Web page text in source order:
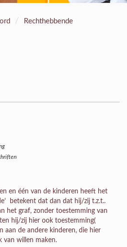
/ Rechthebbende
en één van de kinderen heeft het
betekent dat dan dat hij/zij t.z.t..
het graf, zonder toestemming van
hij/zij hier ook toestemming(
aan de andere kinderen, die hier
van willen maken.